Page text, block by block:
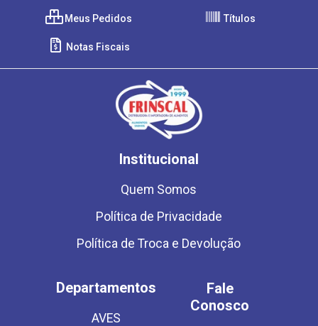
Meus Pedidos Títulos
Notas Fiscais
Institucional
Quem Somos
Política de Privacidade
Política de Troca e Devolução
Departamentos
AVES
Fale
Conosco